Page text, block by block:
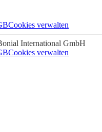
Cookies verwalten
International GmbH
Cookies verwalten